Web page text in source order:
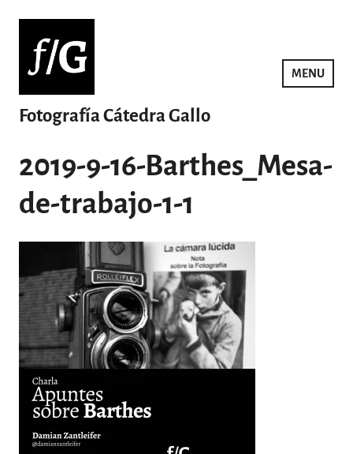
contenido
Fotografía Cátedra Gallo
MENU
2019-9-16-Barthes_Mesa-
de-trabajo-1-1